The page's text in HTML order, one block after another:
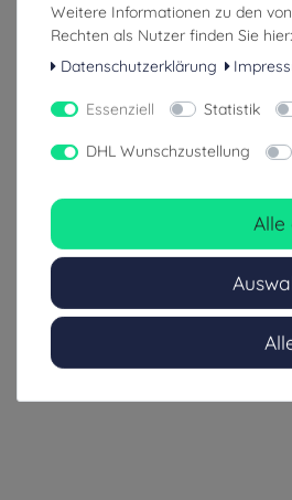
Weitere Informationen zu den
Rechten als Nutzer finden Sie hier:
Datenschutzerklärung
Essenziell Statistik
DHL Wunschzustellung
Alle